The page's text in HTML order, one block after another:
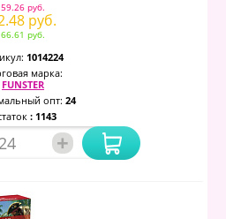
59.26 руб.
руб.
66.61 руб.
1014224
марка:
FUNSTER
опт: 24
: 1143
+